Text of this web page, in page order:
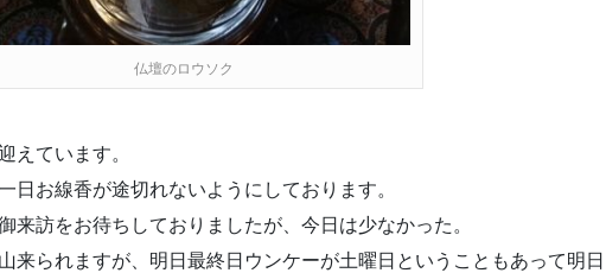
仏壇のロウソク
えています。
日お線香が途切れないようにしております。
来訪をお待ちしておりましたが、今日は少なかった。
来られますが、明日最終日ウンケーが土曜日ということもあって明日